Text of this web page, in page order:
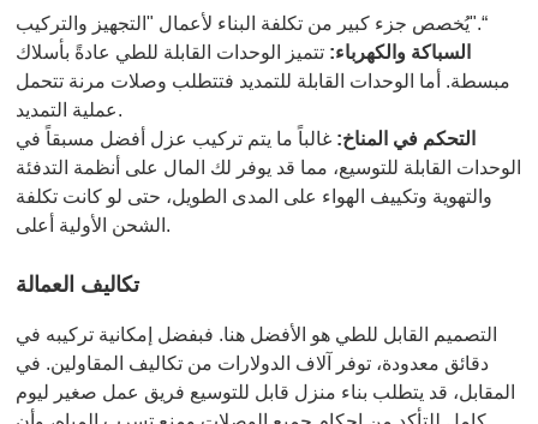
يُخصص جزء كبير من تكلفة البناء لأعمال "التجهيز والتركيب".“
السباكة والكهرباء: تتميز الوحدات القابلة للطي عادةً بأسلاك
مبسطة. أما الوحدات القابلة للتمديد فتتطلب وصلات مرنة تتحمل
عملية التمديد.
التحكم في المناخ: غالباً ما يتم تركيب عزل أفضل مسبقاً في
الوحدات القابلة للتوسيع، مما قد يوفر لك المال على أنظمة التدفئة
والتهوية وتكييف الهواء على المدى الطويل، حتى لو كانت تكلفة
الشحن الأولية أعلى.
تكاليف العمالة
التصميم القابل للطي هو الأفضل هنا. فبفضل إمكانية تركيبه في
دقائق معدودة، توفر آلاف الدولارات من تكاليف المقاولين. في
المقابل، قد يتطلب بناء منزل قابل للتوسيع فريق عمل صغير ليوم